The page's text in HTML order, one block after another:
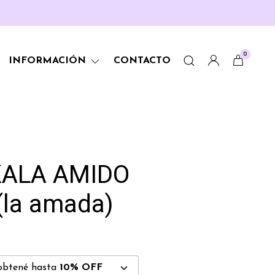
INFORMACIÓN CONTACTO
0
AMIDO
amada)
hasta 10% OFF